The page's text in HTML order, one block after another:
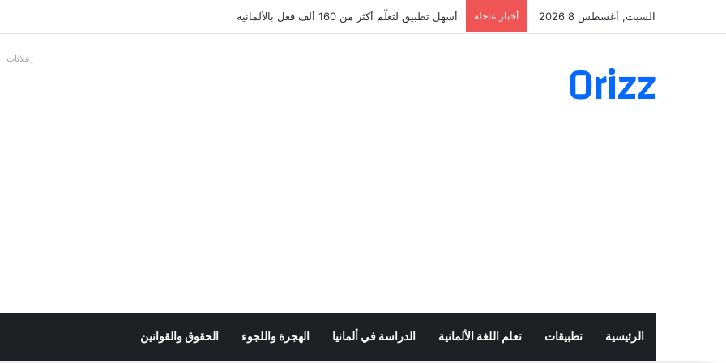
السبت, أغسطس 8 2026 أخبار عاجلة أسهل تطبيق لتعلّم أكثر من 160 ألف فعل بالألمانية
Orizz إعلانات
الرئيسية تطبيقات تعلم اللغة الألمانية الدراسة في ألمانيا الهجرة واللجوء الحقوق والقوانين